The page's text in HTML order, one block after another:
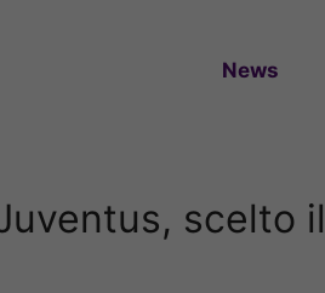
News
scelto